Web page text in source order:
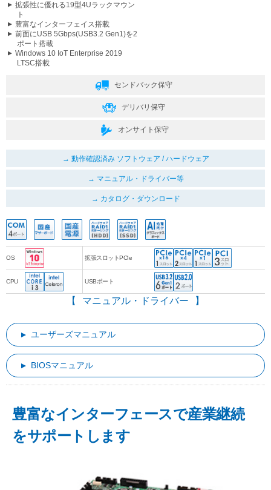
拡張性に優れる19型4Uラックマウン
ト
豊富なインターフェイス搭載
前面にUSB 5Gbps(USB3.2 Gen1)を2
ポート搭載
Windows 10 IoT Enterprise 2019
LTSC搭載
センドバック保守
デリバリ保守
オンサイト保守
動作確認済み ソフトウェア / ハードウェア
マニュアル・ドライバー等
カタログ・ダウンロード
OS 拡張スロットPCIe
CPU USBポート
豊富なインターフェースで産業継続
をサポートします
マニュアル・ドライバー
ユーザーズマニュアル
BIOSマニュアル